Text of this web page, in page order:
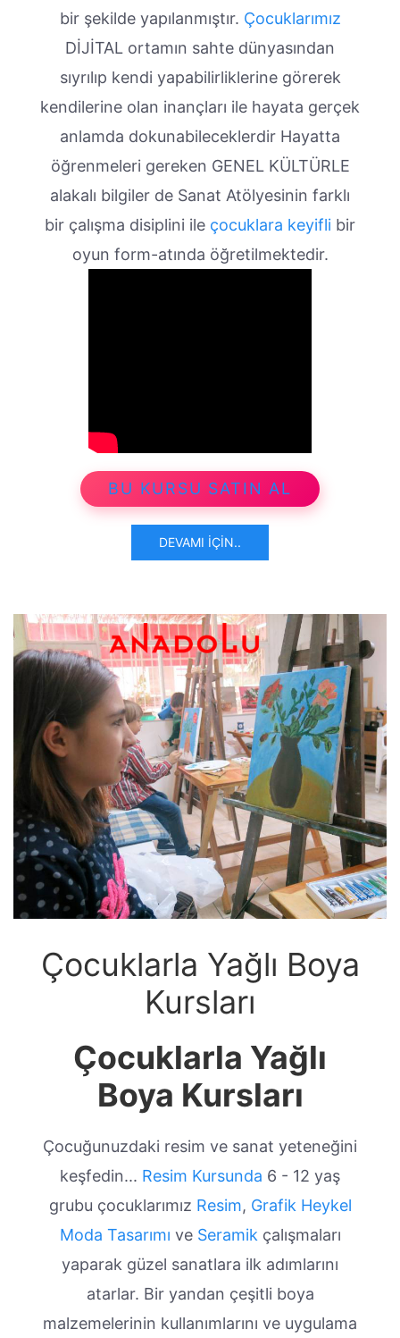
bir şekilde yapılanmıştır. Çocuklarımız
DİJİTAL ortamın sahte dünyasından
sıyrılıp kendi yapabilirliklerine görerek
kendilerine olan inançları ile hayata gerçek
anlamda dokunabileceklerdir Hayatta
öğrenmeleri gereken GENEL KÜLTÜRLE
alakalı bilgiler de Sanat Atölyesinin farklı
bir çalışma disiplini ile çocuklara keyifli bir
oyun form-atında öğretilmektedir.
BU KURSU SATIN AL
DEVAMI İÇIN..
Çocuklarla Yağlı Boya
Kursları
Çocuklarla Yağlı
Boya Kursları
Çocuğunuzdaki resim ve sanat yeteneğini
keşfedin... Resim Kursunda 6 - 12 yaş
grubu çocuklarımız Resim, Grafik Heykel
Moda Tasarımı veSeramik çalışmaları
yaparak güzel sanatlara ilk adımlarını
atarlar. Bir yandan çeşitli boya
malzemelerinin kullanımlarını ve uygulama